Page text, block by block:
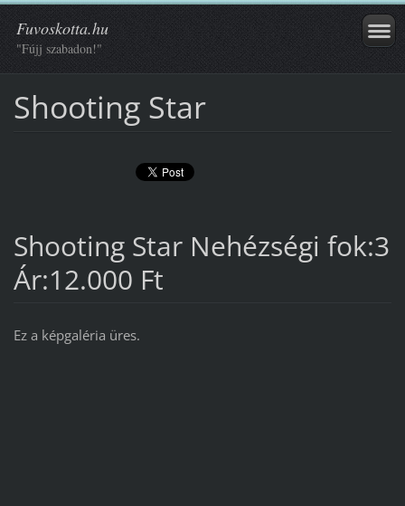
Fuvoskotta.hu
"Fújj szabadon!"
Shooting Star
Shooting Star Nehézségi fok:3
Ár:12.000 Ft
Ez a képgaléria üres.